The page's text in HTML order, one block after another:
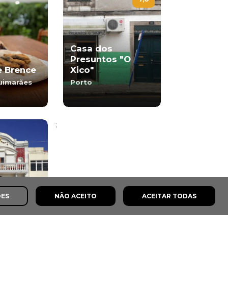
Brence
Casa dos
Presuntos "O
Xico"
Porto
Âncora
;
NÃO ACEITO ACEITAR TODAS